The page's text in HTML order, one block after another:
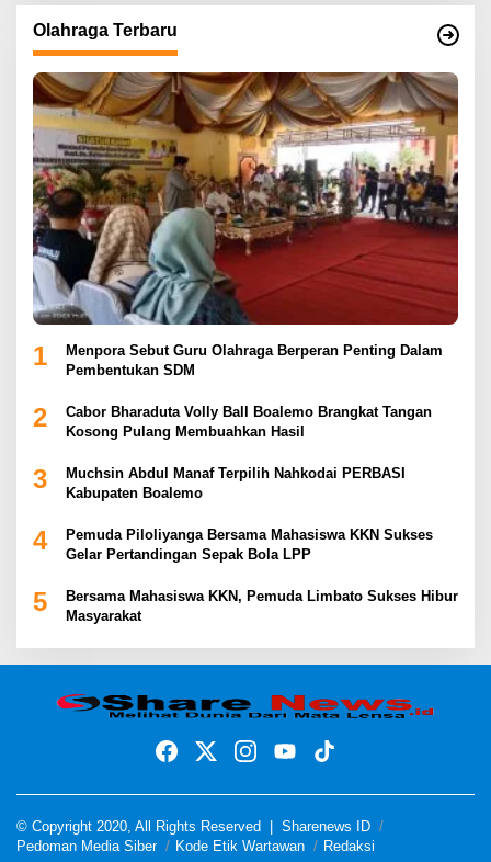
Olahraga Terbaru
1
Menpora Sebut Guru Olahraga Berperan Penting Dalam
Pembentukan SDM
2
Cabor Bharaduta Volly Ball Boalemo Brangkat Tangan
Kosong Pulang Membuahkan Hasil
3
Muchsin Abdul Manaf Terpilih Nahkodai PERBASI
Kabupaten Boalemo
4
Pemuda Piloliyanga Bersama Mahasiswa KKN Sukses
Gelar Pertandingan Sepak Bola LPP
5
Bersama Mahasiswa KKN, Pemuda Limbato Sukses Hibur
Masyarakat
© Copyright 2020, All Rights Reserved | Sharenews ID
Pedoman Media Siber
Kode Etik Wartawan Redaksi